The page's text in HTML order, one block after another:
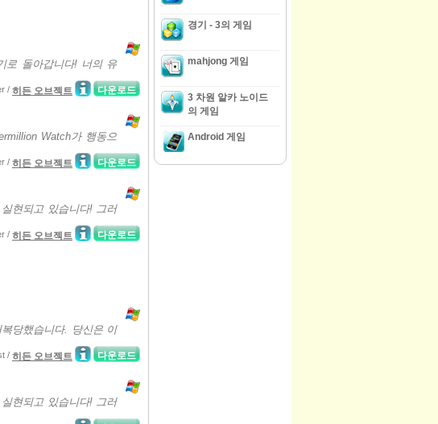
로 돌아갑니다! 너의 유
다운로드
/ 히든 오브젝트
Watch가 행동으
다운로드
/ 히든 오브젝트
현되고 있습니다! 그러
다운로드
/ 히든 오브젝트
당했습니다. 당신은 이
다운로드
/ 히든 오브젝트
현되고 있습니다! 그러
경기 - 3의 게임
mahjong 게임
3 차원 알카 노이드
의 게임
Android 게임